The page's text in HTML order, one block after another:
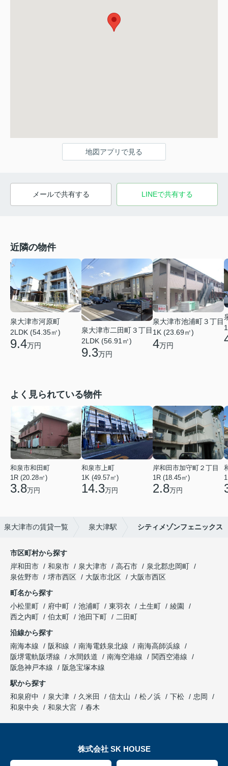
地図アプリで見る
メールで共有する LINEで共有する
近隣の物件
泉大津市河原町
2LDK (54.35㎡)
9.4万円
泉大津市二田町３丁目
2LDK (56.91㎡)
9.3万円
泉大津市池浦町３丁目
1K (23.69㎡)
4万円
よく見られている物件
和泉市和田町
1R (20.28㎡)
3.8万円
和泉市上町
1K (49.57㎡)
14.3万円
岸和田市加守町２丁目
1R (18.45㎡)
2.8万円
泉大津市の賃貸一覧 泉大津駅 シティメゾンフェニックス
市区町村から探す
岸和田市
和泉市 泉大津市 高石市
泉北郡忠岡町
泉佐野市
堺市西区 大阪市北区
大阪市西区
町名から探す
小松里町
府中町 池浦町 東羽衣 土生町
綾園
西之内町
伯太町 池田下町
二田町
沿線から探す
南海本線
阪和線 南海電鉄泉北線
南海高師浜線
阪堺電軌阪堺線
水間鉄道 南海空港線
関西空港線
阪急神戸本線
阪急宝塚本線
駅から探す
和泉府中
泉大津 久米田 信太山 松ノ浜 下松
忠岡
和泉中央
和泉大宮 春木
株式会社 SK HOUSE